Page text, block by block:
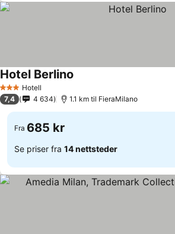
3 StjernerHotell
Hotel Berlino
7,4 4 634 1.1 km til FieraMilano
Fra 685 kr
Se priser fra 14 nettsteder